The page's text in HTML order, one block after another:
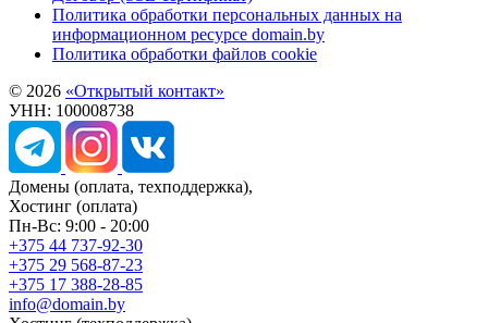
Политика обработки персональных данных на
информационном ресурсе domain.by
Политика обработки файлов cookie
© 2026 «Открытый контакт»
УНН: 100008738
Домены (оплата, техподдержка),
Хостинг (оплата)
Пн-Вс: 9:00 - 20:00
+375 44 737-92-30
+375 29 568-87-23
+375 17 388-28-85
info@domain.by